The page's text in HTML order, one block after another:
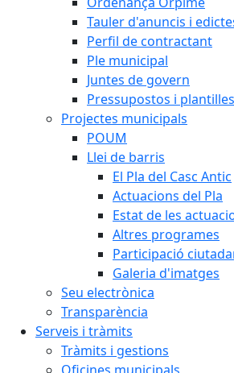
Tauler d'anuncis i
Perfil de contractant
Ple municipal
Juntes de govern
Pressupostos i plantilles
Projectes municipals
POUM
Llei de barris
El Pla del Casc Antic
Actuacions del Pla
Estat de les
Altres programes
Participació
Galeria d'imatges
Seu electrònica
Transparència
Serveis i tràmits
Tràmits i gestions